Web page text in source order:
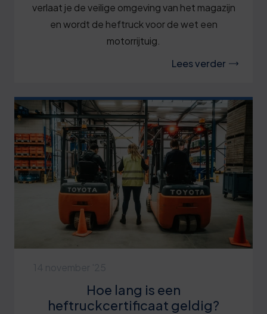
verlaat je de veilige omgeving van het magazijn
en wordt de heftruck voor de wet een
motorrijtuig.
Lees verder
Hoe lang is een
heftruckcertificaat geldig?